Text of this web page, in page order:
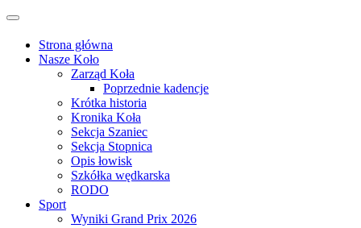
Przejdź
treści
Przełącz
Strona główna
Nasze Koło
Zarząd Koła
Poprzednie kadencje
Krótka historia
Kronika Koła
Sekcja Szaniec
Sekcja Stopnica
Opis łowisk
Szkółka wędkarska
RODO
Sport
Wyniki Grand Prix 2026